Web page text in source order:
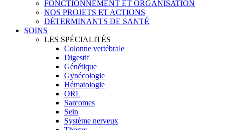
FONCTIONNEMENT ET ORGANISATION
NOS PROJETS ET ACTIONS
DÉTERMINANTS DE SANTÉ
SOINS
LES SPÉCIALITÉS
Colonne vertébrale
Digestif
Génétique
Gynécologie
Hématologie
ORL
Sarcomes
Sein
Système nerveux